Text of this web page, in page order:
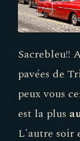
Sacrebleu!!
pavées de
peux vous
est la plus
L'autre soir